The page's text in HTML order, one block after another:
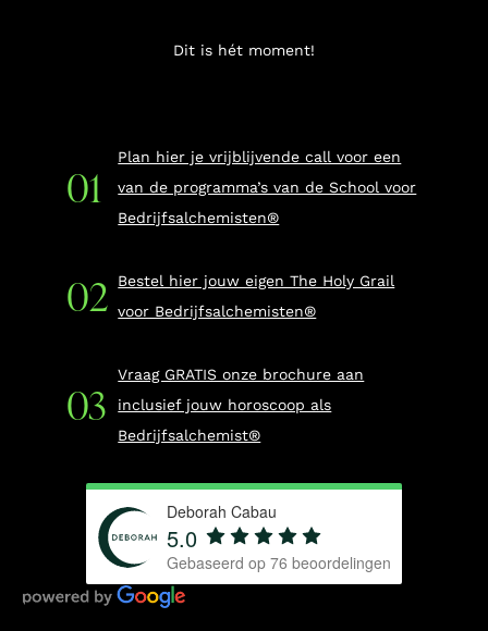
Dit is hét moment!
Plan hier je vrijblijvende call voor een
van de programma’s van de School voor
Bedrijfsalchemisten®
Bestel hier jouw eigen The Holy Grail
voor Bedrijfsalchemisten®
Vraag GRATIS onze brochure aan
inclusief jouw horoscoop als
Bedrijfsalchemist®
Deborah Cabau
5.0
Gebaseerd op 76 beoordelingen